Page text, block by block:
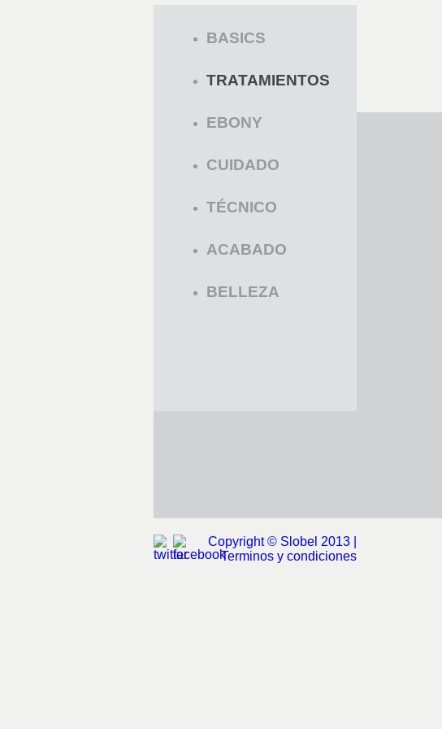
BASICS
TRATAMIENTOS
EBONY
CUIDADO
TÉCNICO
ACABADO
BELLEZA
Copyright © Slobel 2013 |
Terminos y condiciones